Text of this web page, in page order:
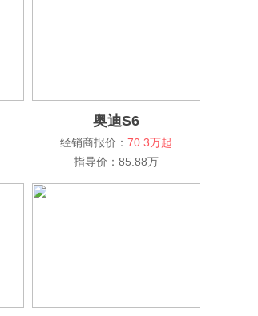
奥迪S6
经销商报价： 70.3万起
指导价：85.88万